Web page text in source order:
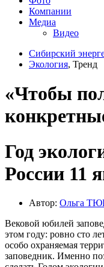
Компании
Медиа
Видео
Сибирский
Экология, Тренд
«Чтобы
Год
России 11
Автор: Ольга
Вековой юбилей
этом году: ровно сто
особо охраняемая
заповедник. Именно